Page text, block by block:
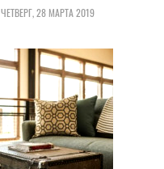
ЧЕТВЕРГ, 28 МАРТА 2019